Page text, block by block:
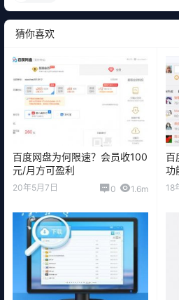
猜你喜欢
百度网盘为何限速？会员收100
元/月方可盈利
20年5月7日 0 1.6m
百
功
18